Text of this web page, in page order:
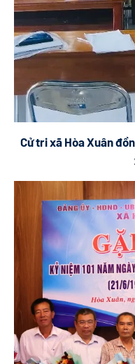
Cử tri xã Hòa Xuân